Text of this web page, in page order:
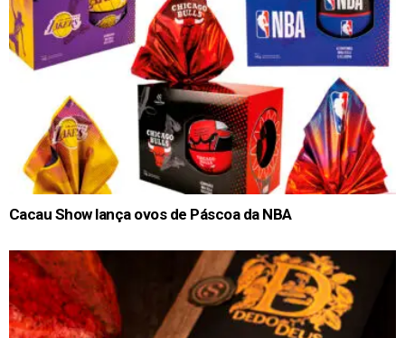
Cacau Show lança ovos de Páscoa da NBA